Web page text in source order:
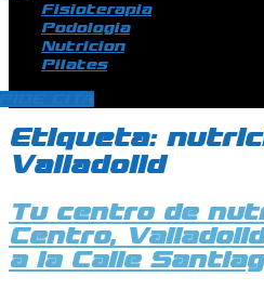
Fisioterapia
Podologia
Nutricion
Pilates
Etiqueta:
Valladolid
Tu centro de
Centro,
a la Calle